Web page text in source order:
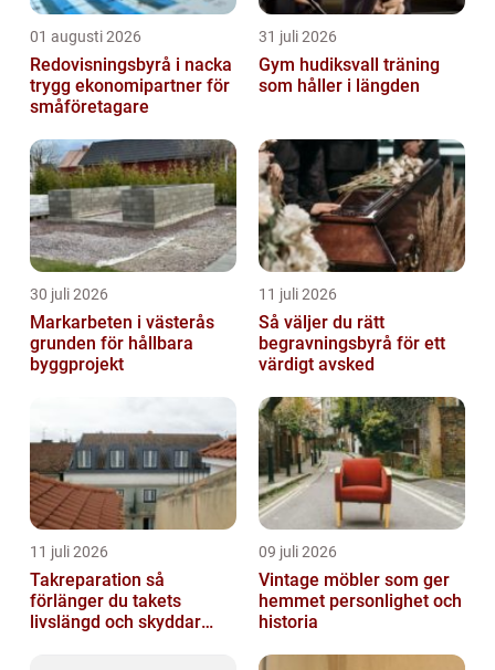
01 augusti 2026
Redovisningsbyrå i nacka
trygg ekonomipartner för
småföretagare
31 juli 2026
Gym hudiksvall träning
som håller i längden
30 juli 2026
Markarbeten i västerås
grunden för hållbara
byggprojekt
11 juli 2026
Så väljer du rätt
begravningsbyrå för ett
värdigt avsked
11 juli 2026
Takreparation så
förlänger du takets
livslängd och skyddar
09 juli 2026
Vintage möbler som ger
hemmet personlighet och
historia